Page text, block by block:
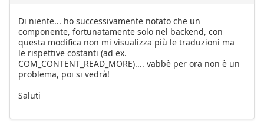
Di niente... ho successivamente notato che un
componente, fortunatamente solo nel backend, con
questa modifica non mi visualizza più le traduzioni ma
le rispettive costanti (ad ex.
COM_CONTENT_READ_MORE).... vabbè per ora non è un
problema, poi si vedrà!
Saluti